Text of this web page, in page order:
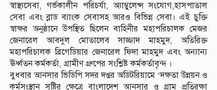
স্বাস্থ্যসেবা, গর্ভকালীন পরিচর্যা, অ্যাম্বুলেন্স সংযোগ,হাসপাতাল
সেবা এবং ব্লাড ব্যাংক সেবাসহ আরও বিভিন্ন সেবা। এই চুক্তি
স্বাক্ষর অনুষ্ঠানে উপস্থিত ছিলেন বাহিনীর মহাপরিচালক মেজর
জেনারেল আবদুল মোতালেব সাজ্জাদ মাহমুদ, অতিরিক্ত
মহাপরিচালক ব্রিগেডিয়ার জেনারেল ফিদা মাহমুদ এবং অন্যান্য
ঊর্ধ্বতন কর্মকর্তা, গ্রামীণ গ্রুপের সংশ্লিষ্ট কর্মকর্তাবৃন্দ ।
বুধবার আনসার ভিডিপি সদর দপ্তর অডিটরিয়ামে ‘দক্ষতা উন্নয়ন ও
কর্মসংস্থান সৃষ্টির ক্ষেত্রে বাংলাদেশ আনসার ও গ্রাম প্রতিরক্ষা